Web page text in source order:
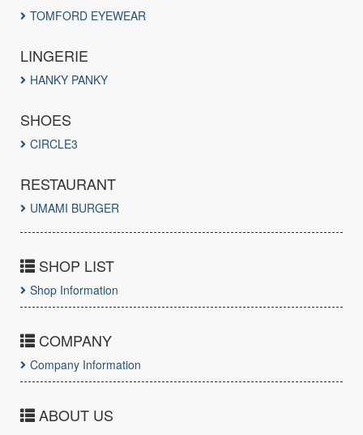
TOMFORD EYEWEAR
LINGERIE
HANKY PANKY
SHOES
CIRCLE3
RESTAURANT
UMAMI BURGER
SHOP LIST
Shop Information
COMPANY
Company Information
ABOUT US